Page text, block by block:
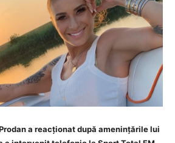
a reacționat după amenințările lui